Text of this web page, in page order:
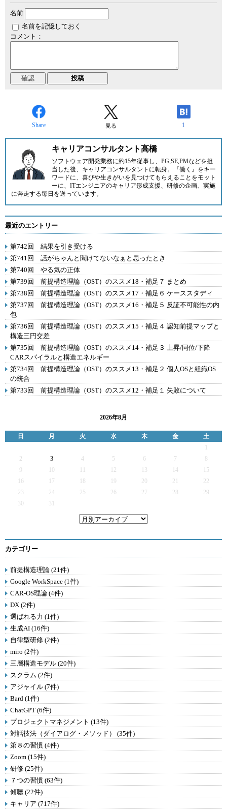
名前
名前を記憶しておく
コメント：
Share 見る 1
キャリアコンサルタント高橋
ソフトウェア開発業務に約15年従事し、PG,SE,PMなどを担
当した後、キャリアコンサルタントに転身。『働く』をキー
ワードに、喜びや生きがいを見つけてもらえることをモット
ーに、ITエンジニアのキャリア形成支援、研修の企画、実施
に奔走する毎日を送っています。
最近のエントリー
第742回 結果を引き受ける
第741回 話がちゃんと聞けてないなぁと思ったとき
第740回 やる気の正体
第739回 前提構造理論（OST）のススメ18・補足７ まとめ
第738回 前提構造理論（OST）のススメ17・補足６ ケーススタディ
第737回 前提構造理論（OST）のススメ16・補足５ 反証不可能性の内
包
第736回 前提構造理論（OST）のススメ15・補足４ 認知前提マップと
構造三円交差
第735回 前提構造理論（OST）のススメ14・補足３ 上昇/同位/下降
CARスパイラルと構造エネルギー
第734回 前提構造理論（OST）のススメ13・補足２ 個人OSと組織OS
の統合
第733回 前提構造理論（OST）のススメ12・補足１ 失敗について
2026年8月
日 月 火 水 木 金
土
2
3 4 5 6 7
9
12 13 14
15
16
17 19 20 21
22
23
24 25 26 27 28
29
30
31
カテゴリー
前提構造理論 (21件)
Google WorkSpace (1件)
CAR-OS理論 (4件)
DX (2件)
選ばれる力 (1件)
生成AI (16件)
自律型研修 (2件)
miro (2件)
三層構造モデル (20件)
スクラム (2件)
アジャイル (7件)
Bard (1件)
ChatGPT (6件)
プロジェクトマネジメント (13件)
対話技法（ダイアログ・メソッド） (35件)
第８の習慣 (4件)
Zoom (15件)
研修 (25件)
７つの習慣 (63件)
傾聴 (22件)
キャリア (717件)